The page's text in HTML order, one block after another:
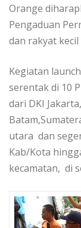
Orange
Pengaduan
dan rakyat
Kegiatan
serentak di 10
dari DKI
utara dan
Kab/Kota
kecamatan, di